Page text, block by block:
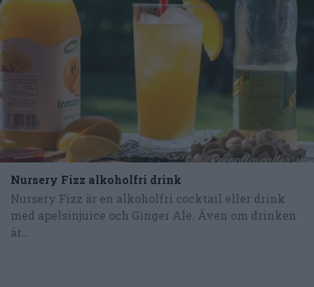
Nursery Fizz alkoholfri drink
Nursery Fizz är en alkoholfri cocktail eller drink
med apelsinjuice och Ginger Ale. Även om drinken
är...